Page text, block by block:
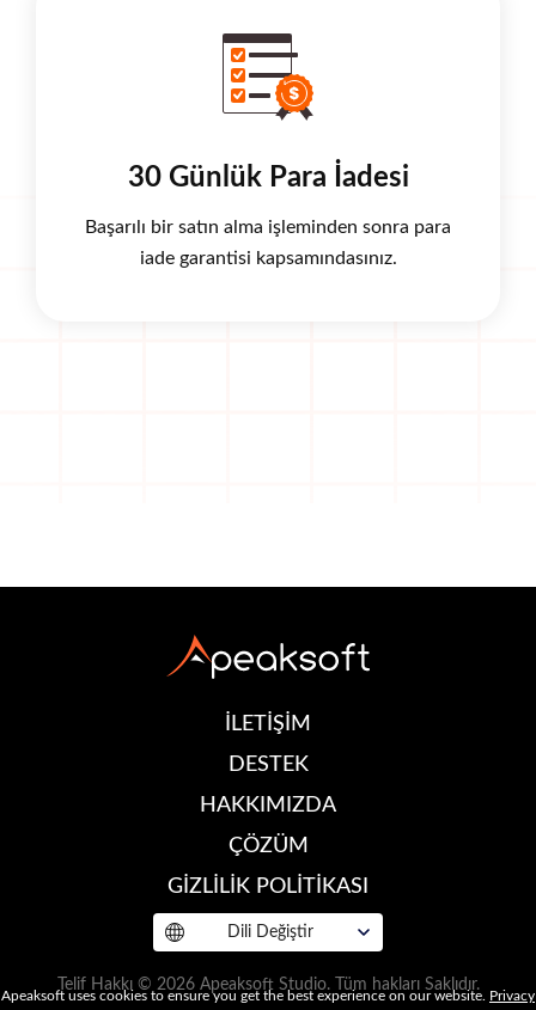
30 Günlük Para İadesi
Başarılı bir satın alma işleminden sonra para
iade garantisi kapsamındasınız.
İLETİŞİM
DESTEK
HAKKIMIZDA
ÇÖZÜM
GİZLİLİK POLİTİKASI
Dili Değiştir
Telif Hakkı © 2026 Apeaksoft Studio. Tüm hakları Saklıdır.
Apeaksoft uses cookies to ensure you get the best experience on our website. Privacy